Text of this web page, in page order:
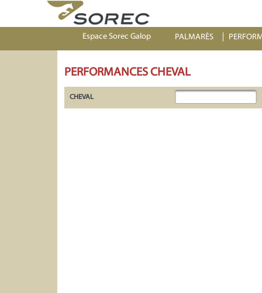
Espace Sorec Galop PALMARÈS
PERFORMANCES CHEVAL
CHEVAL